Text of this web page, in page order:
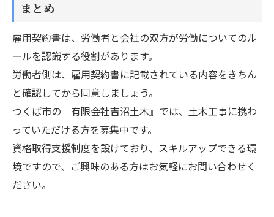
まとめ
雇用契約書は、労働者と会社の双方が労働についてのル
ールを認識する役割があります。
労働者側は、雇用契約書に記載されている内容をきちん
と確認してから同意しましょう。
つくば市の『有限会社吉沼土木』では、土木工事に携わ
っていただける方を募集中です。
資格取得支援制度を設けており、スキルアップできる環
境ですので、ご興味のある方はお気軽にお問い合わせく
ださい。